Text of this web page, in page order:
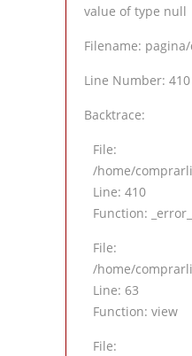
value of type null
Filename:
Line Number: 410
Backtrace:
File:
/home/
Line: 410
Function:
File:
/home/
Line: 63
Function: view
File: